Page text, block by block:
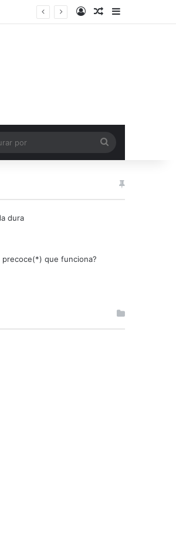
EntrarArtigo aleatório
por
dura
que funciona?